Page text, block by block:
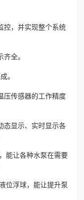
，并实现整个系统
全。
。
传感器的工作精度
显示、实时显示各
让各种水泵在需要
浮球，能让提升泵